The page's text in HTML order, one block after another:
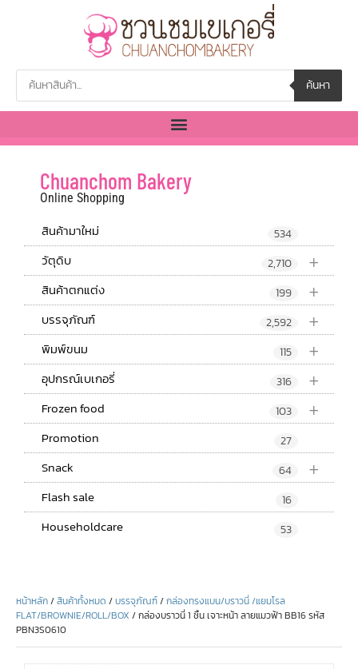
ค้นหา
Chuanchom Bakery
Online Shopping
สินค้ามาใหม่ 534
+
วัตุดิบ 2,710
+
สินค้าตกแต่ง 199
+
บรรจุภัณฑ์ 2,592
+
พิมพ์ขนม 115
+
อุปกรณ์เบเกอรี่ 316
+
Frozen food 103
Promotion 27
+
Snack 64
Flash sale 16
Householdcare 53
หน้าหลัก/สินค้าทั้งหมด /บรรจุภัณฑ์/กล่องทรงแบน/บราวนี่ /แยมโรล
FLAT/BROWNIE/ROLL/BOX / กล่องบราวนี่ 1 ชิ้น เจาะหน้า ลายแมวฟ้า BB16 รหัส
PBN3S0610